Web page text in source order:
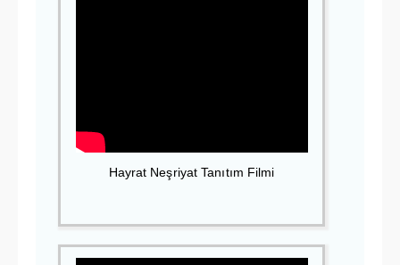
Hayrat Neşriyat Tanıtım Filmi